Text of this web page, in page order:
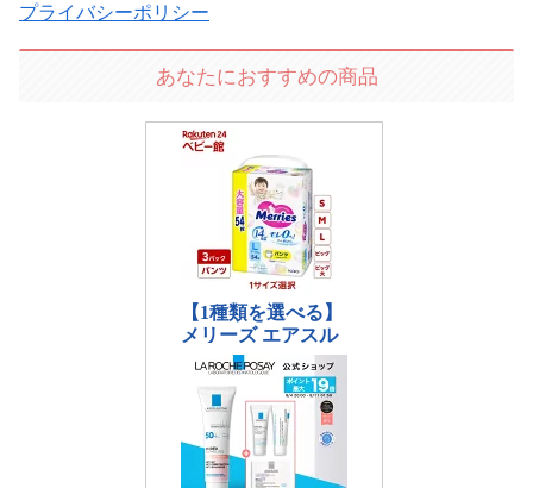
プライバシーポリシー
あなたにおすすめの商品